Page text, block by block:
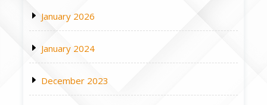
January 2026
January 2024
December 2023